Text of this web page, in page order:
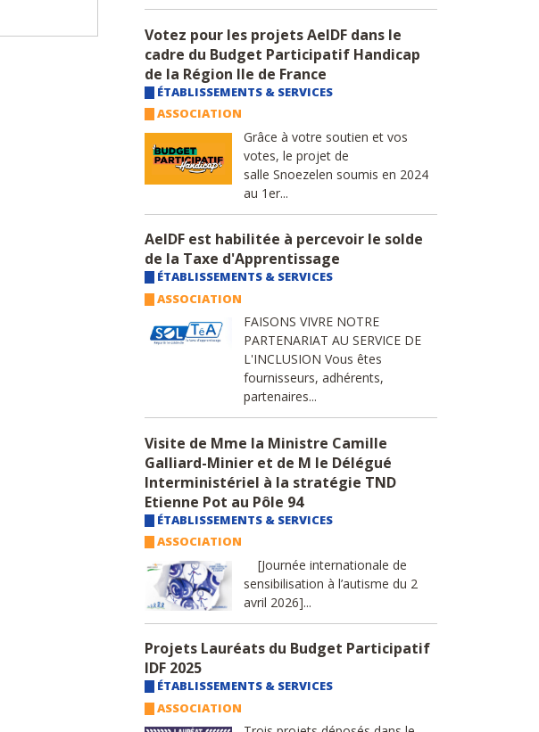
Votez pour les projets AeIDF dans le
cadre du Budget Participatif Handicap
de la Région Ile de France
ÉTABLISSEMENTS & SERVICES
ASSOCIATION
Grâce à votre soutien et vos
votes, le projet de
salle Snoezelen soumis en 2024
au 1er...
AeIDF est habilitée à percevoir le solde
de la Taxe d'Apprentissage
ÉTABLISSEMENTS & SERVICES
ASSOCIATION
FAISONS VIVRE NOTRE
PARTENARIAT AU SERVICE DE
L'INCLUSION Vous êtes
fournisseurs, adhérents,
partenaires...
Visite de Mme la Ministre Camille
Galliard-Minier et de M le Délégué
Interministériel à la stratégie TND
Etienne Pot au Pôle 94
ÉTABLISSEMENTS & SERVICES
ASSOCIATION
[Journée internationale de
sensibilisation à l’autisme du 2
avril 2026]...
Projets Lauréats du Budget Participatif
IDF 2025
ÉTABLISSEMENTS & SERVICES
ASSOCIATION